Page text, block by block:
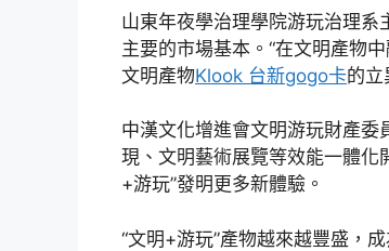
山東年夜學治理學院游玩治理
主要的市場基本。“在文明產物
文明產物Klook 台新gogo卡的立
中漢文化增進會文明游玩財產
現、文明藝術展覽等效能一體化
+游玩”發明更多新體驗。
“文明+游玩”產物越來越豐盛，